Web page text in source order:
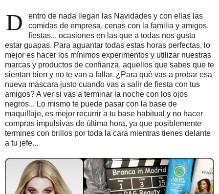
D
entro de nada llegan las Navidades y con ellas las
comidas de empresa, cenas con la familia y amigos,
fiestas... ocasiones en las que a todas nos gusta
estar guapas. Para aguantar todas estas horas perfectas, lo
mejor es hacer los mínimos experimentos y utilizar nuestras
marcas y productos de confianza, aquellos que sabes que te
sientan bien y no te van a fallar. ¿Para qué vas a probar esa
nueva máscara justo cuando vas a salir de fiesta con tus
amigos? A ver si vas a terminar la noche con los ojos
negros... Lo mismo te puede pasar con la base de
maquillaje, es mejor recurrir a tu base habitual y no hacer
compras impulsivas de última hora, ya que posiblemente
termines con brillos por toda la cara mientras tienes delante
a tu jefe...